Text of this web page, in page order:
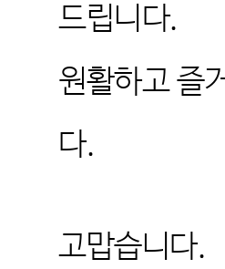
드립니다.
원활하고 즐
다.
고맙습니다.